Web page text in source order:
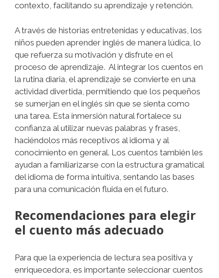
contexto, facilitando su aprendizaje y retención.
A través de historias entretenidas y educativas, los
niños pueden aprender inglés de manera lúdica, lo
que refuerza su motivación y disfrute en el
proceso de aprendizaje. Al integrar los cuentos en
la rutina diaria, el aprendizaje se convierte en una
actividad divertida, permitiendo que los pequeños
se sumerjan en el inglés sin que se sienta como
una tarea. Esta inmersión natural fortalece su
confianza al utilizar nuevas palabras y frases,
haciéndolos más receptivos al idioma y al
conocimiento en general. Los cuentos también les
ayudan a familiarizarse con la estructura gramatical
del idioma de forma intuitiva, sentando las bases
para una comunicación fluida en el futuro.
Recomendaciones para elegir
el cuento más adecuado
Para que la experiencia de lectura sea positiva y
enriquecedora, es importante seleccionar cuentos